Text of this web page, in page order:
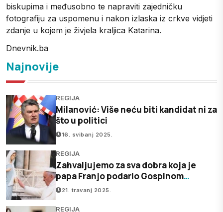
biskupima i međusobno te napraviti zajedničku
fotografiju za uspomenu i nakon izlaska iz crkve vidjeti
zdanje u kojem je živjela kraljica Katarina.
Dnevnik.ba
Najnovije
REGIJA
Milanović: Više neću biti kandidat ni za
što u politici
16. svibanj 2025.
REGIJA
Zahvaljujemo za sva dobra koja je
papa Franjo podario Gospinom
Međugorju
21. travanj 2025.
REGIJA